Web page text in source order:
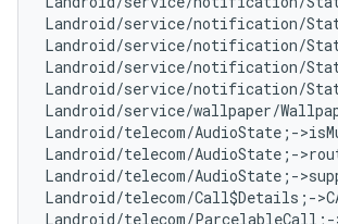
Landroid/service/notification/
Landroid/service/notification/
Landroid/service/notification/
Landroid/service/notification/
Landroid/service/wallpaper/
Landroid/telecom/AudioState;-
Landroid/telecom/AudioState;-
Landroid/telecom/AudioState;-
Landroid/telecom/Call$Details;-
Landroid/telecom/